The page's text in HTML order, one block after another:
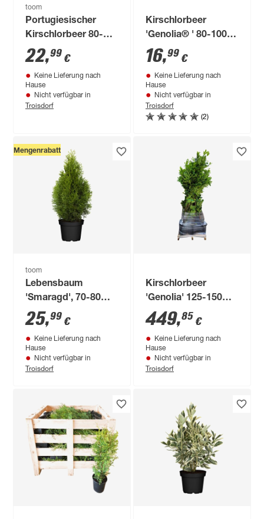
toom
Portugiesischer
Kirschlorbeer 80-
100 cm
22,99 €
Keine Lieferung nach
Hause
Nicht verfügbar in
Troisdorf
Kirschlorbeer
'Genolia® ' 80-100
cm
16,99 €
Keine Lieferung nach
Hause
Nicht verfügbar in
Troisdorf
(2)
Mengenrabatt
toom
Lebensbaum
'Smaragd', 70-80
cm, 29 cm Topf
25,99 €
Keine Lieferung nach
Hause
Nicht verfügbar in
Troisdorf
Kirschlorbeer
'Genolia' 125-150
cm 15 Stück
449,85 €
Keine Lieferung nach
Hause
Nicht verfügbar in
Troisdorf